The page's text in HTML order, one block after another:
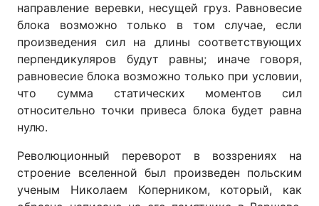
направление веревки, несущей груз. Равновесие
блока возможно только в том случае, если
произведения сил на длины соответствующих
перпендикуляров будут равны; иначе говоря,
равновесие блока возможно только при условии,
что сумма статических моментов сил
относительно точки привеса блока будет равна
нулю.
Революционный переворот в воззрениях на
строение вселенной был произведен польским
ученым Николаем Коперником, который, как